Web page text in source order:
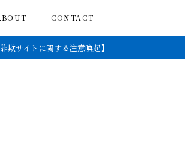
CONTACT
詐欺サイトに関する注意喚起】